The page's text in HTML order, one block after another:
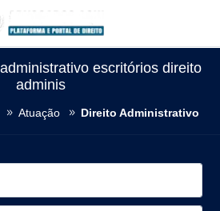
escritórios direito
adminis
Atuação Direito Administrativo